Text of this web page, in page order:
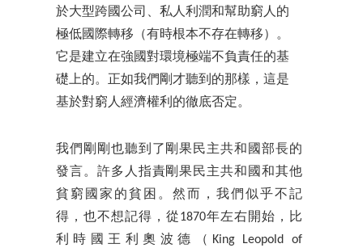
於大型跨國公司、私人利潤和幫助窮人的
極低國際轉移（有時根本不存在轉移）。
它是建立在強國對環境極端不負責任的基
礎上的。正如我們剛才聽到的那樣，這是
基於對窮人經濟權利的徹底否定。
我們剛剛也聽到了剛果民主共和國部長的
發言。許多人指責剛果民主共和國和其他
貧窮國家的貧困。然而，我們似乎不記
得，也不想記得，從1870年左右開始，比
利時國王利奧波德（King Leopold of